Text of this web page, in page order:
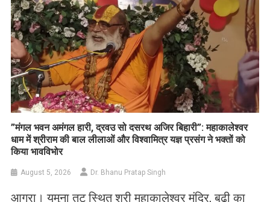
​”मंगल भवन अमंगल हारी, द्रवउ सो दसरथ अजिर बिहारी”: महाकालेश्वर
धाम में श्रीराम की बाल लीलाओं और विश्वामित्र यज्ञ प्रसंग ने भक्तों को
किया भावविभोर
August 5, 2026 Dr. Bhanu Pratap Singh
आगरा। यमुना तट स्थित श्री महाकालेश्वर मंदिर, बूढ़ी का